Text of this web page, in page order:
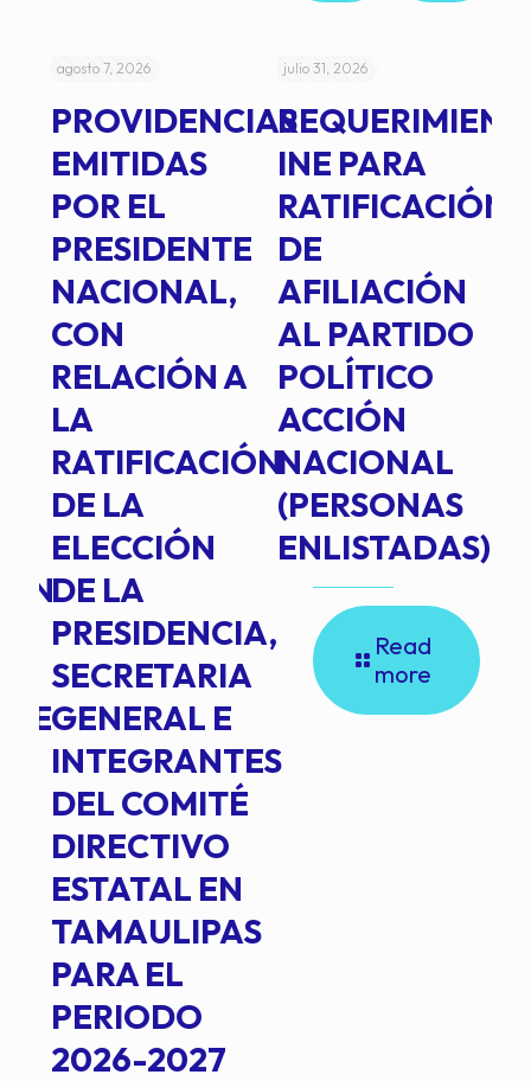
agosto 7, 2026
PROVIDENCIAS
EMITIDAS
POR EL
PRESIDENTE
NACIONAL,
CON
RELACIÓN A
LA
RATIFICACIÓN
DE LA
ELECCIÓN
DE LA
PRESIDENCIA,
SECRETARIA
GENERAL E
INTEGRANTES
DEL COMITÉ
DIRECTIVO
ESTATAL EN
TAMAULIPAS
PARA EL
PERIODO
2026-2027
julio 31, 2026
INE PARA
RATIFICACIÓN
DE
AFILIACIÓN
AL PARTIDO
POLÍTICO
ACCIÓN
NACIONAL
(PERSONAS
ENLISTADAS)
Read
more